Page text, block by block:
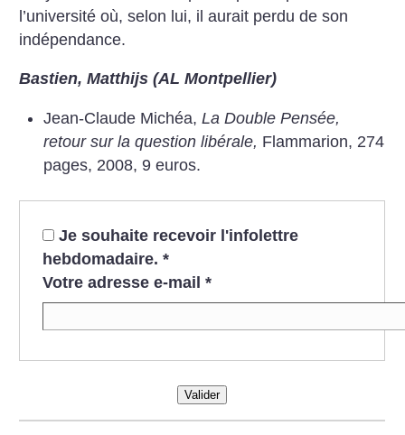
l’université où, selon lui, il aurait perdu de son
indépendance.
Bastien, Matthijs (AL Montpellier)
Jean-Claude Michéa, La Double Pensée,
retour sur la question libérale, Flammarion, 274
pages, 2008, 9 euros.
Je souhaite recevoir l'infolettre
hebdomadaire. *
Votre adresse e-mail *
Valider